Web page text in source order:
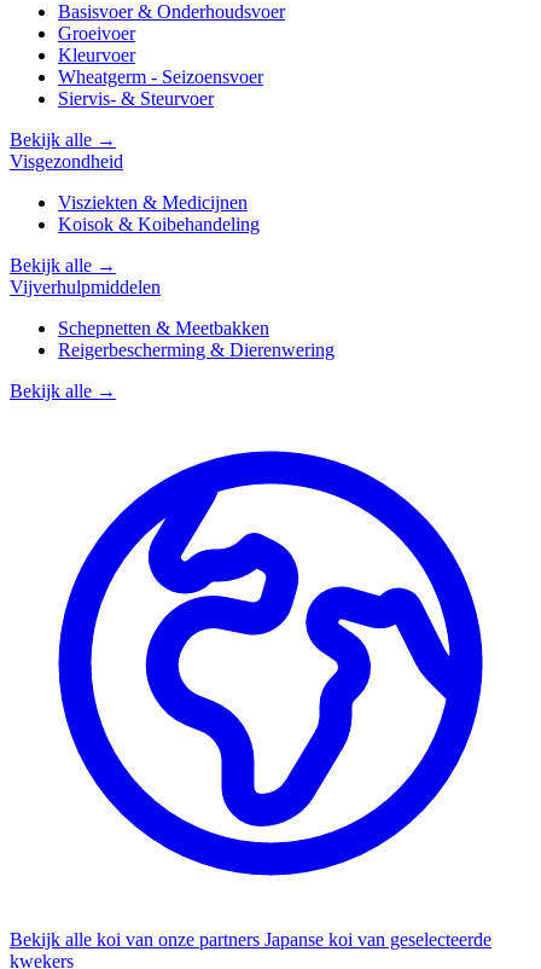
Basisvoer & Onderhoudsvoer
Groeivoer
Kleurvoer
Wheatgerm - Seizoensvoer
Siervis- & Steurvoer
Bekijk alle →
Visgezondheid
Visziekten & Medicijnen
Koisok & Koibehandeling
Bekijk alle →
Vijverhulpmiddelen
Schepnetten & Meetbakken
Reigerbescherming & Dierenwering
Bekijk alle →
Bekijk alle koi van onze partners Japanse koi van geselecteerde
kwekers